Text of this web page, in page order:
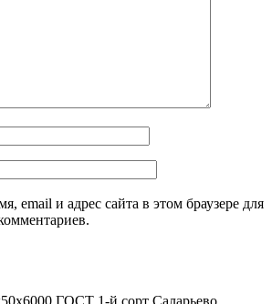
email и адрес сайта в этом браузере для